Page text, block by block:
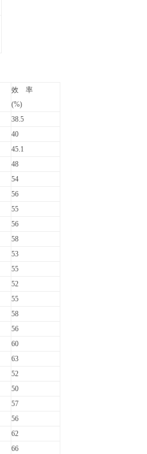
效 率
(%)
38.5
40
45.1
48
54
56
55
56
58
53
55
52
55
58
56
60
63
52
50
57
56
62
66